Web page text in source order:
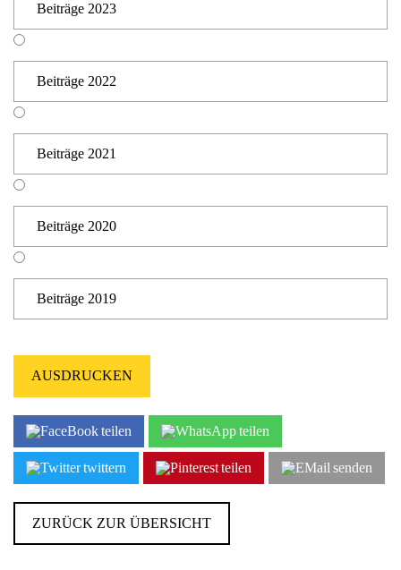
Beiträge 2023
Beiträge 2022
Beiträge 2021
Beiträge 2020
Beiträge 2019
AUSDRUCKEN
teilen teilen
twittern teilen senden
ZURÜCK ZUR ÜBERSICHT